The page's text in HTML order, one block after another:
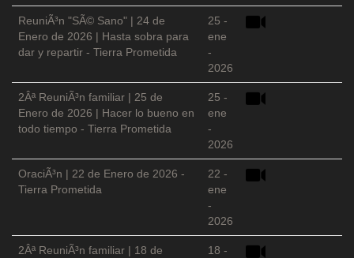
ReuniÃ³n "SÃ© Sano" | 24 de
Enero de 2026 | Hasta sobra para
dar y repartir - Tierra Prometida
25 -
ene
-
2026
2Âª ReuniÃ³n familiar | 25 de
Enero de 2026 | Hacer lo bueno en
todo tiempo - Tierra Prometida
25 -
ene
-
2026
OraciÃ³n | 22 de Enero de 2026 -
Tierra Prometida
22 -
ene
-
2026
2Âª ReuniÃ³n familiar | 18 de
18 -